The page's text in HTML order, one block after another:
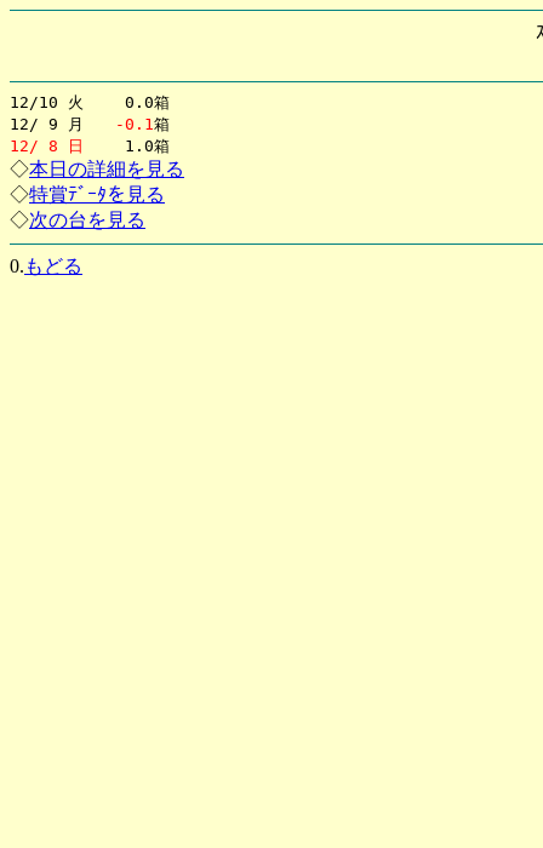
12/10 火 0.0箱
12/ 9 月
-0.1箱
12/ 8 日
1.0箱
◇本日の詳細を見る
◇特賞ﾃﾞｰﾀを見る
◇次の台を見る
0. もどる